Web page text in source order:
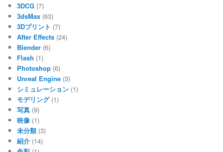
3DCG (7)
3dsMax (63)
3Dプリント (7)
After Effects (24)
Blender (6)
Flash (1)
Photoshop (6)
Unreal Engine (3)
シミュレーション (1)
モデリング(1)
写真 (9)
映像 (1)
未分類(3)
紹介 (14)